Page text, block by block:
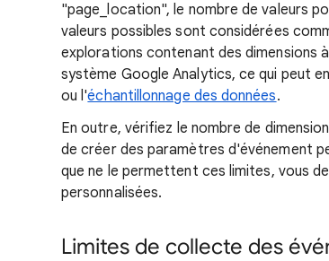
"page_location", le nombre de valeurs
valeurs possibles sont considérées
explorations contenant des dimensions
système Google Analytics, ce qui peut
ou l'échantillonnage des données.
En outre, vérifiez le nombre de
de créer des paramètres d'événement
que ne le permettent ces limites, vous
personnalisées.
Limites de collecte des